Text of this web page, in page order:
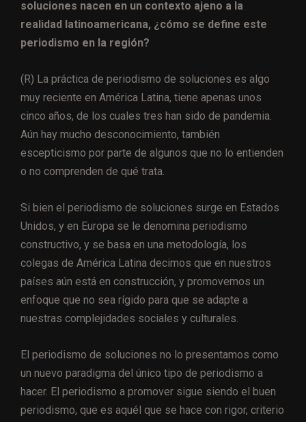
soluciones nacen en un contexto ajeno a la
realidad latinoamericana, ¿cómo se define este
periodismo en la región?
(R) La práctica de periodismo de soluciones es algo
muy reciente en América Latina, tiene apenas unos
cinco años, de los cuales tres han sido de pandemia.
Aún hay mucho desconocimiento, también
escepticismo por parte de algunos que no lo entienden
o no comprenden de qué trata.
Si bien el periodismo de soluciones surge en Estados
Unidos, y en Europa se le denomina periodismo
constructivo, y se basa en una metodología, los
colegas de América Latina decimos que en nuestros
países aún está en construcción, y promovemos un
enfoque que no sea rígido para que se adapte a
nuestras complejidades sociales y culturales.
El periodismo de soluciones no lo presentamos como
un nuevo paradigma del único tipo de periodismo a
hacer. El periodismo a promover sigue siendo el buen
periodismo, que es aquél que se hace con rigor, criterio